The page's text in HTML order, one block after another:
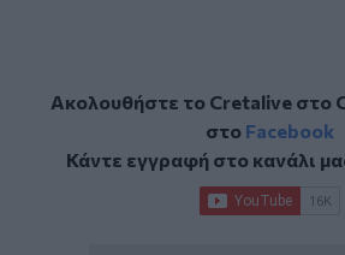
Ακολουθήστε το Cretalive στο
στο Facebook
Κάντε εγγραφή στο κανάλι